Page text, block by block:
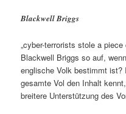
Blackwell Briggs
„cyber-terrorists stole a
Blackwell Briggs so auf,
englische Volk bestimmt
gesamte Vol den Inhalt
breitere Unterstützung des